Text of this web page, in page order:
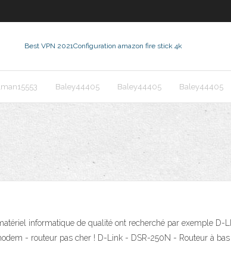
Best VPN 2021Configuration amazon fire stick 4k
Baley44405 Baley44405 Baley44405
informatique de qualité ont recherché par exemple
- routeur pas cher ! D-Link - DSR-250N - Routeur à